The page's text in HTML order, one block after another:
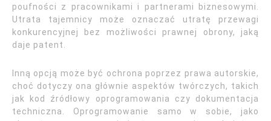
poufności z pracownikami i partnerami biznesowymi.
Utrata tajemnicy może oznaczać utratę przewagi
konkurencyjnej bez możliwości prawnej obrony, jaką
daje patent.
Inną opcją może być ochrona poprzez prawa autorskie,
choć dotyczy ona głównie aspektów twórczych, takich
jak kod źródłowy oprogramowania czy dokumentacja
techniczna. Oprogramowanie samo w sobie, jako